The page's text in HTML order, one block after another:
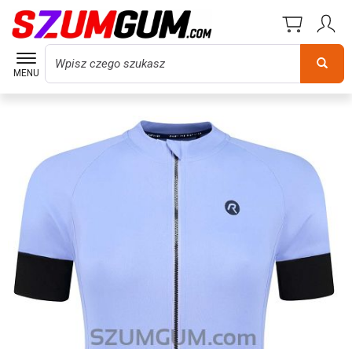
MENU
Wyszukaj